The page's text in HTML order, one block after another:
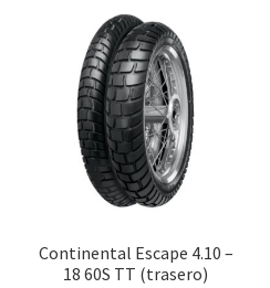
Continental Escape 4.10 –
18 60S TT (trasero)